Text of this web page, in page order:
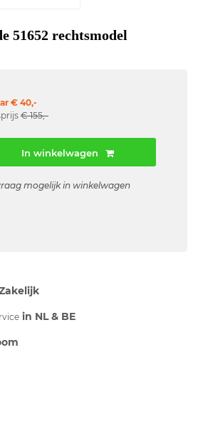
51652 rechtsmodel
€ 40,-
€ 155,-
In winkelwagen
mogelijk in winkelwagen
in NL & BE